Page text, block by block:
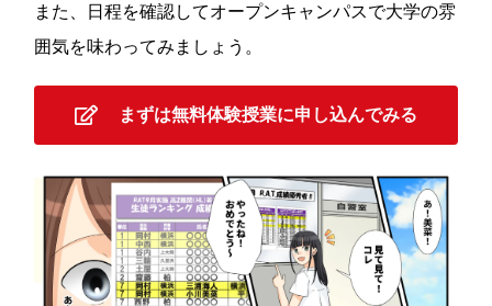
また、日程を確認してオープンキャンパスで大学の雰
囲気を味わってみましょう。
まずは無料体験授業に申し込んでみる